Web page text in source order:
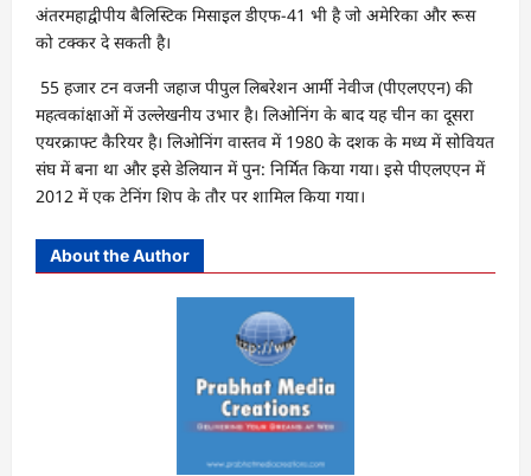
अंतरमहाद्वीपीय बैलिस्टिक मिसाइल डीएफ-41 भी है जो अमेरिका और रूस
को टक्‍कर दे सकती है।
55 हजार टन वजनी जहाज पीपुल लिबरेशन आर्मी नेवीज (पीएलएएन) की
महत्वकांक्षाओं में उल्लेखनीय उभार है। लिओनिंग के बाद यह चीन का दूसरा
एयरक्राफ्ट कैरियर है। लिओनिंग वास्तव में 1980 के दशक के मध्य में सोवियत
संघ में बना था और इसे डेलियान में पुन: निर्मित किया गया। इसे पीएलएएन में
2012 में एक टेनिंग शिप के तौर पर शामिल किया गया।
About the Author